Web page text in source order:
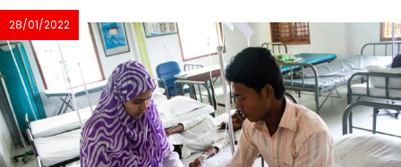
28/01/2022